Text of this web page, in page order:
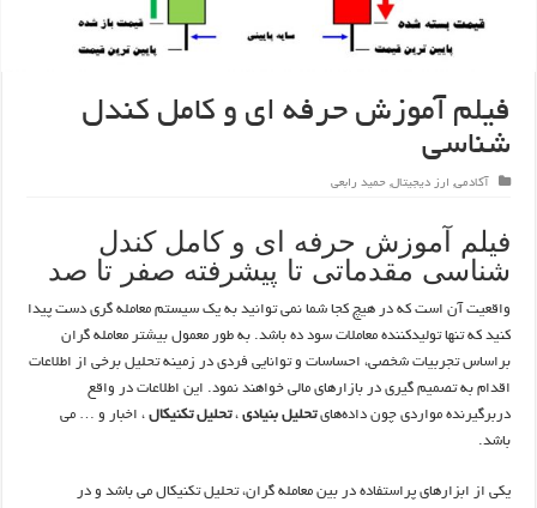
فیلم آموزش حرفه ای و کامل کندل
شناسی
آکادمی, ارز دیجیتال,حمید رابعی
فیلم آموزش حرفه ای و کامل کندل
شناسی مقدماتی تا پیشرفته صفر تا صد
واقعیت آن است که در هیچ کجا شما نمی توانید به یک سیستم معامله گری دست پیدا
کنید که تنها تولیدکننده معاملات سود ده باشد. به طور معمول بیشتر معامله گران
براساس تجربیات شخصی، احساسات و توانایی فردی در زمینه تحلیل برخی از اطلاعات
اقدام به تصمیم گیری در بازارهای مالی خواهند نمود. این اطلاعات در واقع
دربرگیرنده مواردی چون داده‌هایتحلیل بنیادی ،تحلیل تکنیکال ، اخبار و … می
باشد.
یکی از ابزارهای پراستفاده در بین معامله گران، تحلیل تکنیکال می باشد و در